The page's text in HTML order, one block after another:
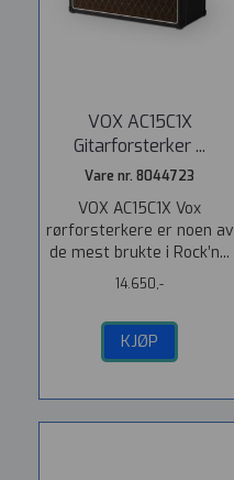
VOX AC15C1X
Gitarforsterker ...
Vare nr. 8044723
VOX AC15C1X Vox
rørforsterkere er noen av
de mest brukte i Rock’n...
14.650,-
KJØP